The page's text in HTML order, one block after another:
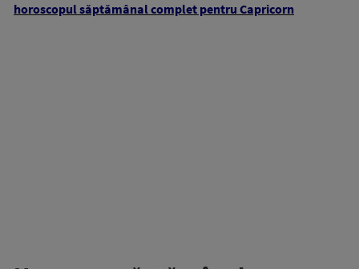
horoscopul săptămânal complet pentru Capricorn